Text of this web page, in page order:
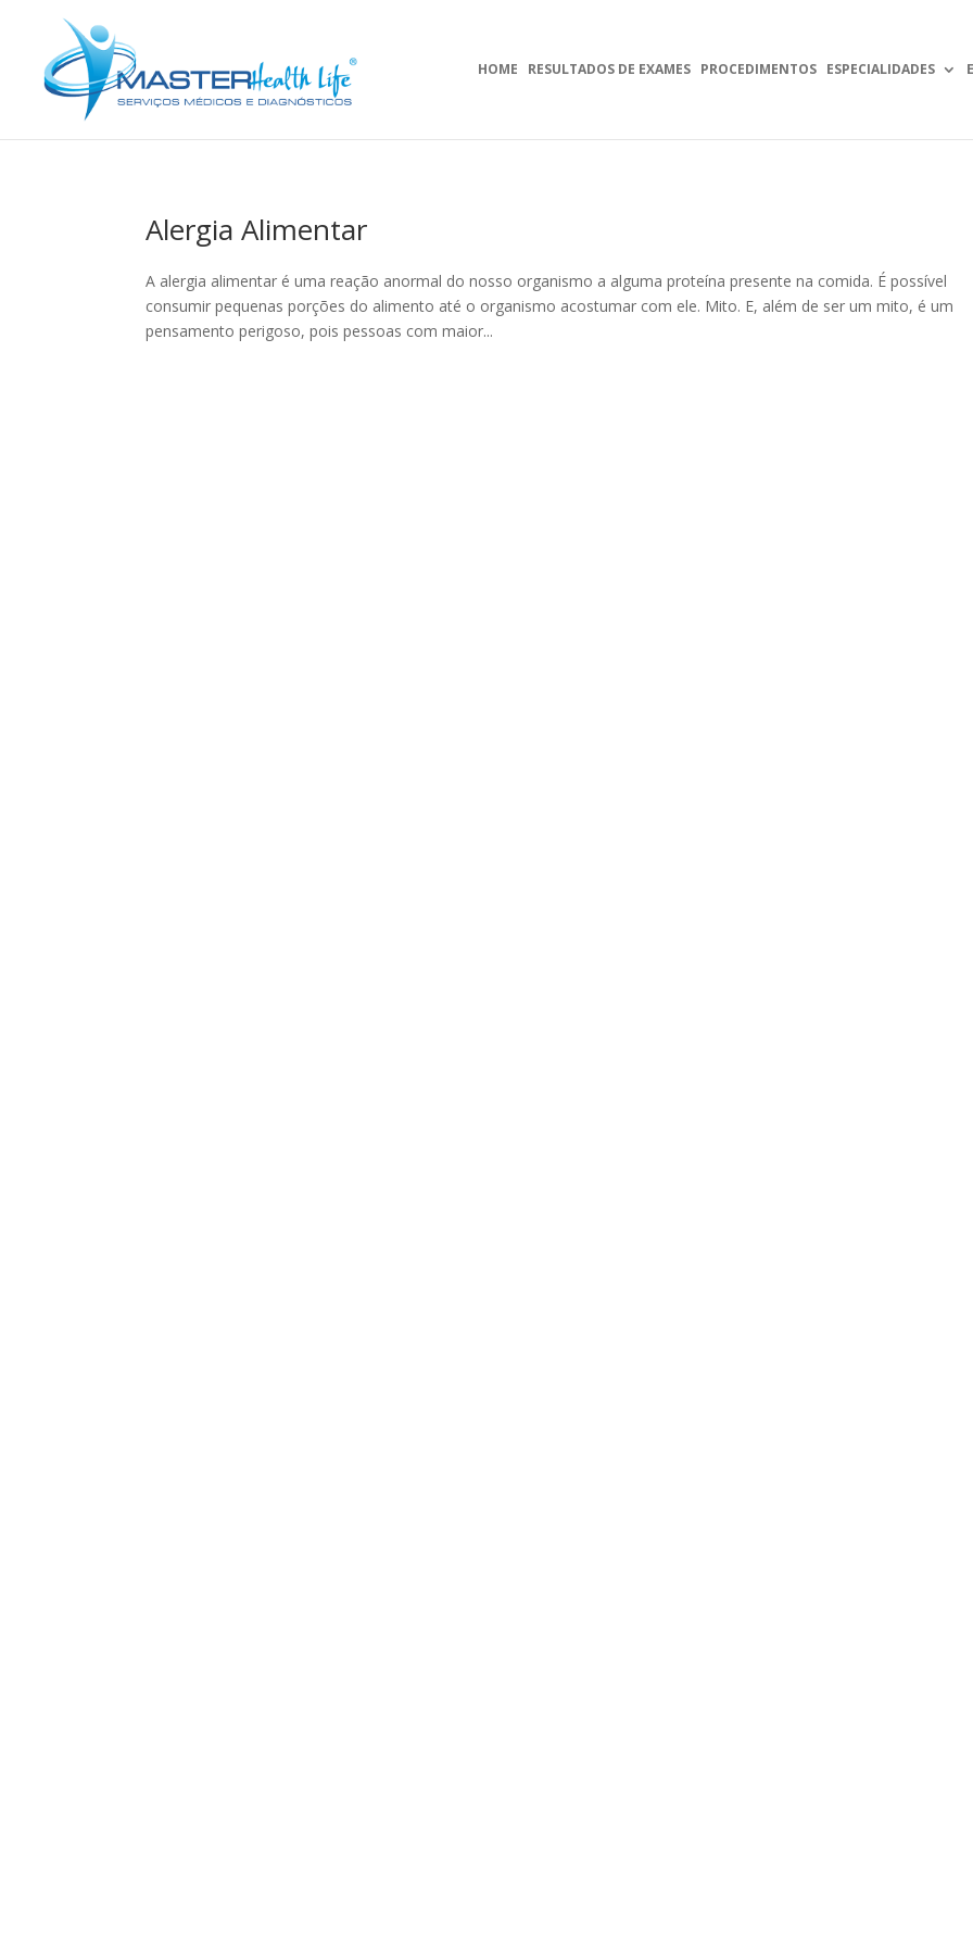
HOME RESULTADOS DE EXAMES PROCEDIMENTOS ESPECIALIDADES
Alergia Alimentar
A alergia alimentar é uma reação anormal do nosso organismo a alguma proteína presente na comida. É possível
consumir pequenas porções do alimento até o organismo acostumar com ele. Mito. E, além de ser um mito, é um
pensamento perigoso, pois pessoas com maior...